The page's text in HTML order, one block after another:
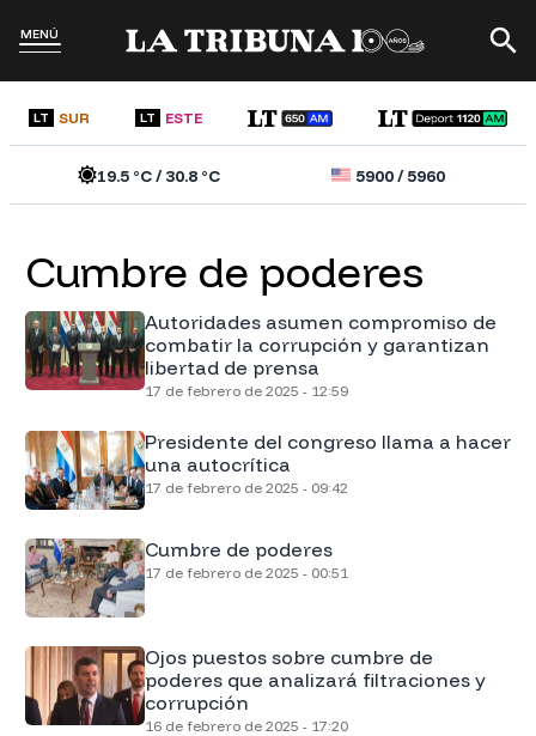
MENÚ
LT SUR LT ESTE
19.5°C /30.8°C 5900/5960
Cumbre de poderes
Autoridades asumen compromiso de
combatir la corrupción y garantizan
libertad de prensa
17 de febrero de 2025 - 12:59
Presidente del congreso llama a hacer
una autocrítica
17 de febrero de 2025 - 09:42
Cumbre de poderes
17 de febrero de 2025 - 00:51
Ojos puestos sobre cumbre de
poderes que analizará filtraciones y
corrupción
16 de febrero de 2025 - 17:20